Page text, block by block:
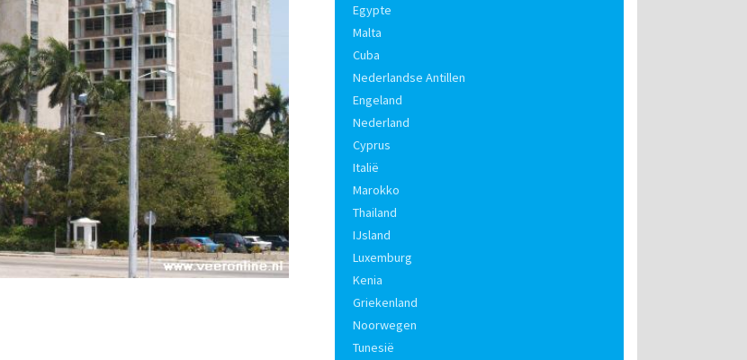
Egypte
Malta
Cuba
Nederlandse Antillen
Engeland
Nederland
Cyprus
Italië
Marokko
Thailand
IJsland
Luxemburg
Kenia
Griekenland
Noorwegen
Tunesië